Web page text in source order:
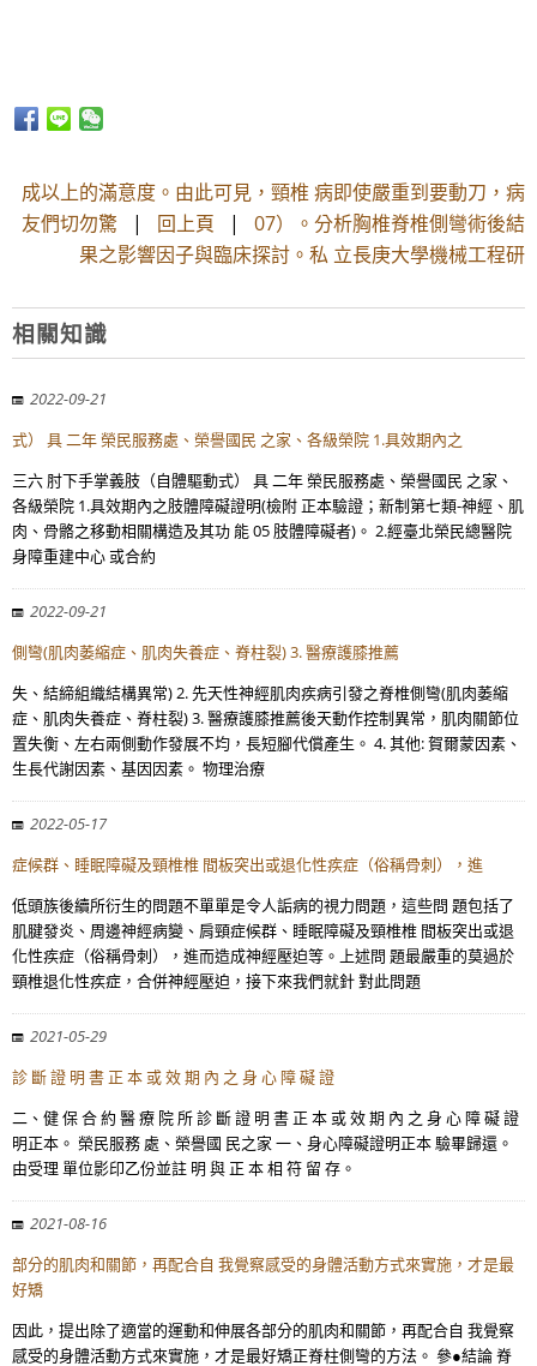
成以上的滿意度。由此可見，頸椎 病即使嚴重到要動刀，病
友們切勿驚 | 回上頁 | 07）。分析胸椎脊椎側彎術後結
果之影響因子與臨床探討。私 立長庚大學機械工程研
相關知識
2022-09-21
式） 具 二年 榮民服務處、榮譽國民 之家、各級榮院 1.具效期內之
三六 肘下手掌義肢（自體驅動式） 具 二年 榮民服務處、榮譽國民 之家、
各級榮院 1.具效期內之肢體障礙證明(檢附 正本驗證；新制第七類-神經、肌
肉、骨骼之移動相關構造及其功 能 05 肢體障礙者)。 2.經臺北榮民總醫院
身障重建中心 或合約
2022-09-21
側彎(肌肉萎縮症、肌肉失養症、脊柱裂) 3. 醫療護膝推薦
失、結締組織結構異常) 2. 先天性神經肌肉疾病引發之脊椎側彎(肌肉萎縮
症、肌肉失養症、脊柱裂) 3. 醫療護膝推薦後天動作控制異常，肌肉關節位
置失衡、左右兩側動作發展不均，長短腳代償產生。 4. 其他: 賀爾蒙因素、
生長代謝因素、基因因素。 物理治療
2022-05-17
症候群、睡眠障礙及頸椎椎 間板突出或退化性疾症（俗稱骨刺），進
低頭族後續所衍生的問題不單單是令人詬病的視力問題，這些問 題包括了
肌腱發炎、周邊神經病變、肩頸症候群、睡眠障礙及頸椎椎 間板突出或退
化性疾症（俗稱骨刺），進而造成神經壓迫等。上述問 題最嚴重的莫過於
頸椎退化性疾症，合併神經壓迫，接下來我們就針 對此問題
2021-05-29
診 斷 證 明 書 正 本 或 效 期 內 之 身 心 障 礙 證
二、健 保 合 約 醫 療 院 所 診 斷 證 明 書 正 本 或 效 期 內 之 身 心 障 礙 證
明正本。 榮民服務 處、榮譽國 民之家 一、身心障礙證明正本 驗畢歸還。
由受理 單位影印乙份並註 明 與 正 本 相 符 留 存。
2021-08-16
部分的肌肉和關節，再配合自 我覺察感受的身體活動方式來實施，才是最
好矯
因此，提出除了適當的運動和伸展各部分的肌肉和關節，再配合自 我覺察
感受的身體活動方式來實施，才是最好矯正脊柱側彎的方法。 參●結論 脊